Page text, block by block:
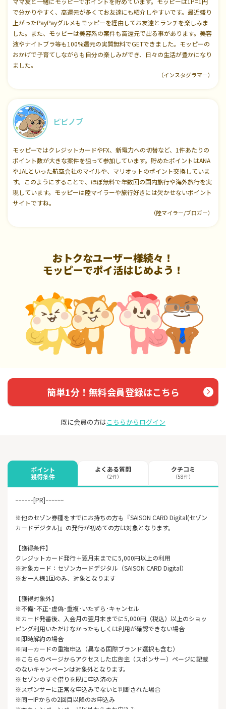
で分かりやすく、高還元が多くてお友達にも紹介しやすいです。最近盛り
上がったPayPayグルメもモッピーを経由してお友達とランチを楽しみま
した。また、モッピーは美容系の案件も高還元で出る事があります。美容
液やナイトブラ等も100%還元の実質無料でGETできました。モッピーの
おかげで子育てしながらも自分の楽しみができ、日々の生活が豊かになり
ました。
（インスタグラマー）
ピピノブ
モッピーではクレジットカードやFX、新電力への切替など、1件あたりの
ポイント数が大きな案件を狙って参加しています。貯めたポイントはANA
やJALといった航空会社のマイルや、マリオットのポイント交換していま
す。このようにすることで、ほぼ無料で年数回の国内旅行や海外旅行を実
現しています。モッピーは陸マイラーや旅行好きには欠かせないポイント
サイトですね。
（陸マイラー/ブロガー）
おトクなユーザー様続々！
モッピーでポイ活はじめよう！
簡単1分！無料会員登録はこちら
既に会員の方はこちらからログイン
ポイント
獲得条件
よくある質問
（2件）
クチコミ
（58件）
ｰｰｰｰｰｰ[PR]ｰｰｰｰｰｰ
※他のセゾン券種をすでにお持ちの方も『SAISON CARD Digital(セゾン
カードデジタル)』の発行が初めての方は対象となります。
【獲得条件】
クレジットカード発行＋翌月末までに5,000円以上の利用
※対象カード：セゾンカードデジタル（SAISON CARD Digital）
※お一人様1回のみ、対象となります
【獲得対象外】
※不備･不正･虚偽･重複･いたずら･キャンセル
※カード発番後、入会月の翌月末までに5,000円（税込）以上のショッ
ピング利用いただけなかったもしくは利用が確認できない場合
※即時解約の場合
※同一カードの重複申込（異なる国際ブランド選択も含む）
※こちらのページからアクセスした広告主（スポンサー）ページに記載
のないキャンペーンは対象外となります。
※セゾンのすぐ借りを既に申込済の方
※スポンサーに正常な申込みでないと判断された場合
※同一IPからの2回目以降のお申込み